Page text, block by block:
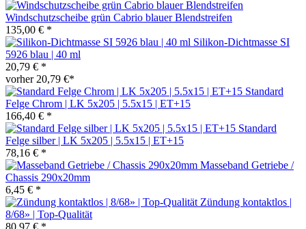
Windschutzscheibe grün Cabrio blauer Blendstreifen
135,00 € *
Silikon-Dichtmasse SI
5926 blau | 40 ml
20,79 € *
vorher 20,79 €*
Standard
Felge Chrom | LK 5x205 | 5.5x15 | ET+15
166,40 € *
Standard
Felge silber | LK 5x205 | 5.5x15 | ET+15
78,16 € *
Masseband Getriebe /
Chassis 290x20mm
6,45 € *
Zündung kontaktlos |
8/68» | Top-Qualität